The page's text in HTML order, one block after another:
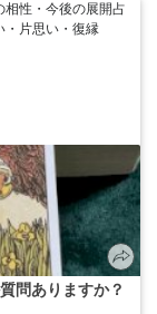
相性・今後の展開占
片思い・復縁
問ありますか？